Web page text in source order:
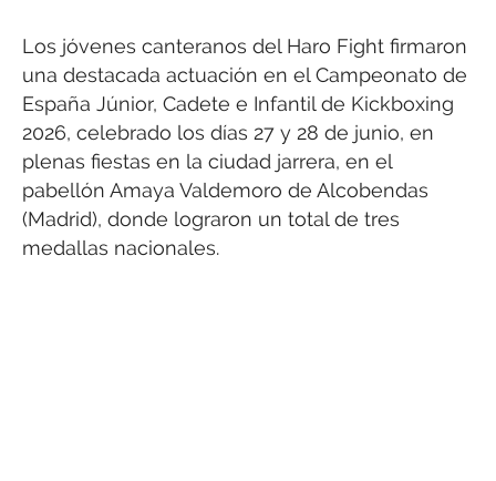
Los jóvenes canteranos del Haro Fight firmaron
una destacada actuación en el Campeonato de
España Júnior, Cadete e Infantil de Kickboxing
2026, celebrado los días 27 y 28 de junio, en
plenas fiestas en la ciudad jarrera, en el
pabellón Amaya Valdemoro de Alcobendas
(Madrid), donde lograron un total de tres
medallas nacionales.